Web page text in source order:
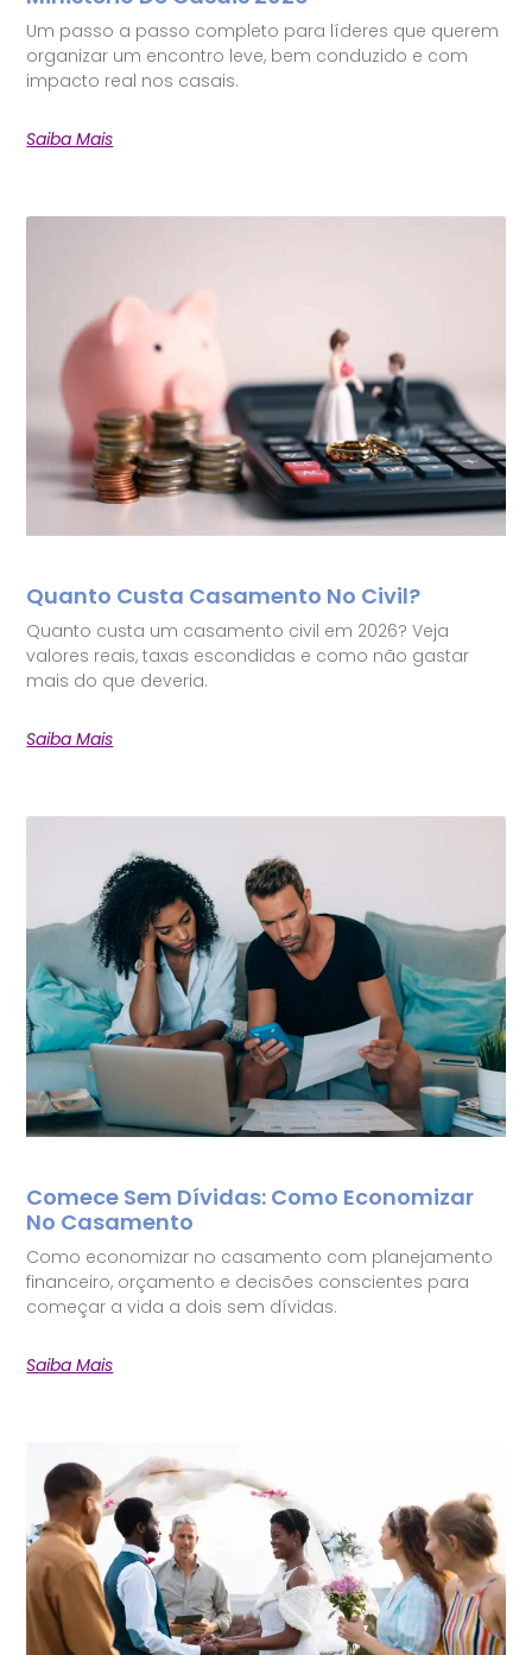
Um passo a passo completo para líderes que querem
organizar um encontro leve, bem conduzido e com
impacto real nos casais.
Saiba Mais
Quanto Custa Casamento No Civil?
Quanto custa um casamento civil em 2026? Veja
valores reais, taxas escondidas e como não gastar
mais do que deveria.
Saiba Mais
Comece Sem Dívidas: Como Economizar
No Casamento
Como economizar no casamento com planejamento
financeiro, orçamento e decisões conscientes para
começar a vida a dois sem dívidas.
Saiba Mais